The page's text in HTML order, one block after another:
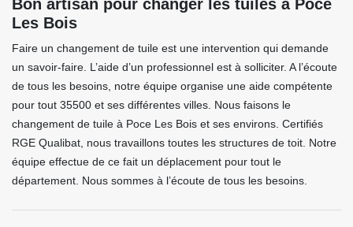
Bon artisan pour changer les tuiles à Poce
Les Bois
Faire un changement de tuile est une intervention qui demande
un savoir-faire. L’aide d’un professionnel est à solliciter. A l’écoute
de tous les besoins, notre équipe organise une aide compétente
pour tout 35500 et ses différentes villes. Nous faisons le
changement de tuile à Poce Les Bois et ses environs. Certifiés
RGE Qualibat, nous travaillons toutes les structures de toit. Notre
équipe effectue de ce fait un déplacement pour tout le
département. Nous sommes à l’écoute de tous les besoins.